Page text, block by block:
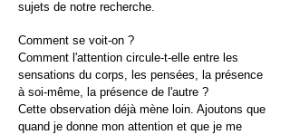
sujets de notre recherche.
Comment se voit-on ?
Comment l'attention circule-t-elle entre les
sensations du corps, les pensées, la présence
à soi-même, la présence de l'autre ?
Cette observation déjà mène loin. Ajoutons que
quand je donne mon attention et que je me